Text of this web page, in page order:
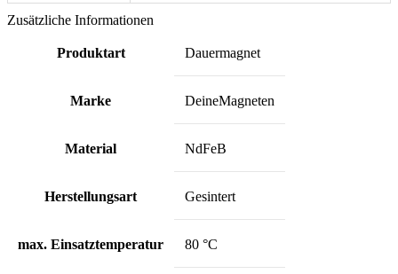
Zusätzliche Informationen
Produktart Dauermagnet
Marke DeineMagneten
Material NdFeB
Herstellungsart Gesintert
max. Einsatztemperatur 80 °C